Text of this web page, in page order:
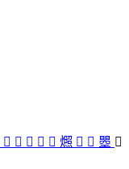
󳛴 󳛾 󳛵 󳜄 󳜅 燳 𥊐 𥋫 瞾 󳜂